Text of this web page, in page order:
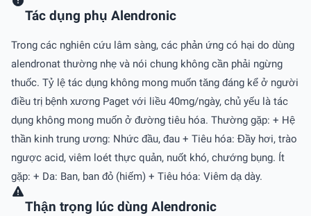
Tác dụng phụ Alendronic
Trong các nghiên cứu lâm sàng, các phản ứng có hại do dùng
alendronat thường nhẹ và nói chung không cần phải ngừng
thuốc. Tỷ lệ tác dụng không mong muốn tăng đáng kể ở người
điều trị bệnh xương Paget với liều 40mg/ngày, chủ yếu là tác
dụng không mong muốn ở đường tiêu hóa. Thường gặp: + Hệ
thần kinh trung ương: Nhức đầu, đau + Tiêu hóa: Đầy hơi, trào
ngược acid, viêm loét thực quản, nuốt khó, chướng bụng. Ít
gặp: + Da: Ban, ban đỏ (hiếm) + Tiêu hóa: Viêm dạ dày.
Thận trọng lúc dùng Alendronic